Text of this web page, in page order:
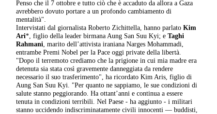
Penso che il 7 ottobre e tutto ciò che è accaduto da allora a Gaza
avrebbero dovuto portare a un profondo cambiamento di
mentalità".
Intervistati dal giornalista Roberto Zichittella, hanno parlatoKim
Ari*, figlio della leader birmana Aung San Suu Kyi; eTaghi
Rahmani, marito dell’attivista iraniana Narges Mohammadi,
entrambe Premi Nobel per la Pace oggi private della libertà.
"Dopo il terremoto crediamo che la prigione in cui mia madre era
detenuta sia stata così gravemente danneggiata da rendere
necessario il suo trasferimento", ha ricordato Kim Aris, figlio di
Aung San Suu Kyi. "Per quanto ne sappiamo, le sue condizioni di
salute stanno peggiorando. Ha ottant’anni e continua a essere
tenuta in condizioni terribili. Nel Paese - ha aggiunto - i militari
stanno uccidendo indiscriminatamente civili innocenti — buddisti,